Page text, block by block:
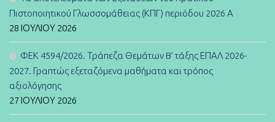
Πιστοποιητικού Γλωσσομάθειας (ΚΠΓ) περιόδου 2026 Α
28 ΙΟΥΛΊΟΥ 2026
ΦΕΚ 4594/2026. Τράπεζα Θεμάτων B’ τάξης ΕΠΑΛ 2026-
2027. Γραπτώς εξεταζόμενα μαθήματα και τρόπος
αξιολόγησης
27 ΙΟΥΛΊΟΥ 2026